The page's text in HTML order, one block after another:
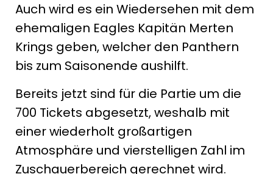
Auch wird es ein Wiedersehen mit dem
ehemaligen Eagles Kapitän Merten
Krings geben, welcher den Panthern
bis zum Saisonende aushilft.
Bereits jetzt sind für die Partie um die
700 Tickets abgesetzt, weshalb mit
einer wiederholt großartigen
Atmosphäre und vierstelligen Zahl im
Zuschauerbereich gerechnet wird.